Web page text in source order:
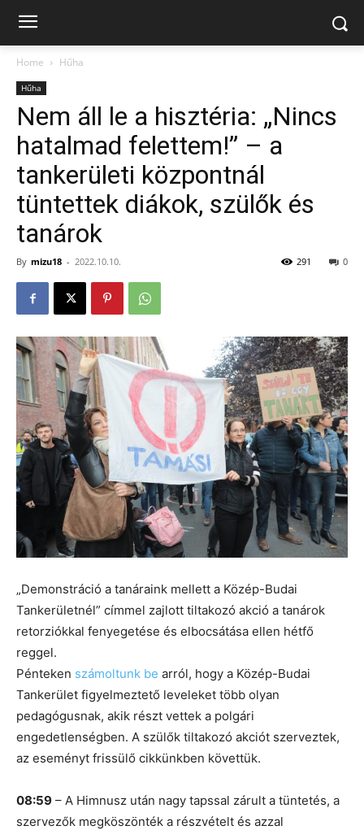
Home Hűha
Hűha
Nem áll le a hisztéria: „Nincs
hatalmad felettem!” – a
tankerületi központnál
tüntettek diákok, szülők és
tanárok
By mizu18 - 2022.10.10. 0
291
„Demonstráció a tanáraink mellett a Közép-Budai
Tankerületnél” címmel zajlott tiltakozó akció a tanárok
retorziókkal fenyegetése és elbocsátása ellen hétfő
reggel.
Pénteken számoltunk be arról, hogy a Közép-Budai
Tankerület figyelmeztető leveleket több olyan
pedagógusnak, akik részt vettek a polgári
engedetlenségben. A szülők tiltakozó akciót szerveztek,
az eseményt frissülő cikkünkben követtük.
08:59 – A Himnusz után nagy tapssal zárult a tüntetés, a
szervezők megköszönték a részvételt és azzal